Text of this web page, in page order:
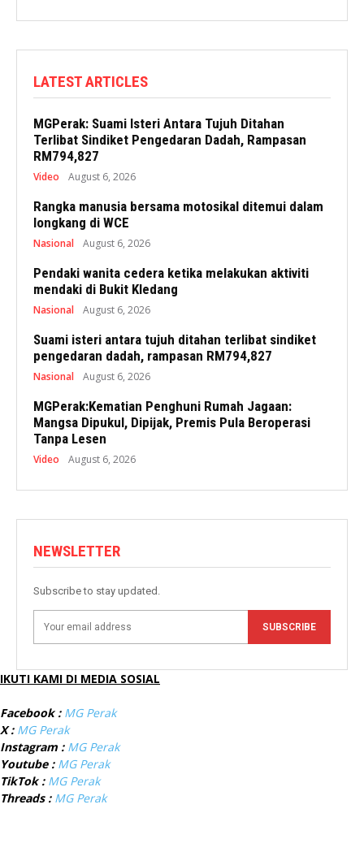
LATEST ARTICLES
MGPerak: Suami Isteri Antara Tujuh Ditahan
Terlibat Sindiket Pengedaran Dadah, Rampasan
RM794,827
Video August 6, 2026
Rangka manusia bersama motosikal ditemui dalam
longkang di WCE
Nasional August 6, 2026
Pendaki wanita cedera ketika melakukan aktiviti
mendaki di Bukit Kledang
Nasional August 6, 2026
Suami isteri antara tujuh ditahan terlibat sindiket
pengedaran dadah, rampasan RM794,827
Nasional August 6, 2026
MGPerak:Kematian Penghuni Rumah Jagaan:
Mangsa Dipukul, Dipijak, Premis Pula Beroperasi
Tanpa Lesen
Video August 6, 2026
NEWSLETTER
Subscribe to stay updated.
SUBSCRIBE
IKUTI KAMI DI MEDIA SOSIAL
Facebook : MG Perak
X : MG Perak
Instagram : MG Perak
Youtube : MG Perak
TikTok : MG Perak
Threads : MG Perak